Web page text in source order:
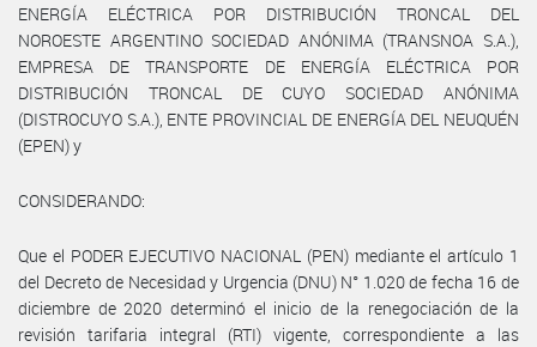
ENERGÍA ELÉCTRICA POR DISTRIBUCIÓN TRONCAL DEL
NOROESTE ARGENTINO SOCIEDAD ANÓNIMA (TRANSNOA S.A.),
EMPRESA DE TRANSPORTE DE ENERGÍA ELÉCTRICA POR
DISTRIBUCIÓN TRONCAL DE CUYO SOCIEDAD ANÓNIMA
(DISTROCUYO S.A.), ENTE PROVINCIAL DE ENERGÍA DEL NEUQUÉN
(EPEN) y
CONSIDERANDO:
Que el PODER EJECUTIVO NACIONAL (PEN) mediante el artículo 1
del Decreto de Necesidad y Urgencia (DNU) N° 1.020 de fecha 16 de
diciembre de 2020 determinó el inicio de la renegociación de la
revisión tarifaria integral (RTI) vigente, correspondiente a las